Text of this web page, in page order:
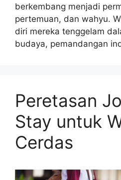
berkembang menjadi
pertemuan, dan wahyu.
diri mereka tenggelam
budaya, pemandangan
Peretasan
Stay untuk
Cerdas